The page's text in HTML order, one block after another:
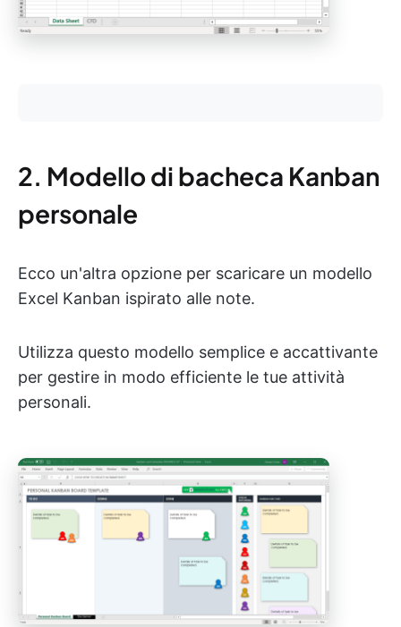
2. Modello di bacheca Kanban
personale
Ecco un'altra opzione per scaricare un modello
Excel Kanban ispirato alle note.
Utilizza questo modello semplice e accattivante
per gestire in modo efficiente le tue attività
personali.